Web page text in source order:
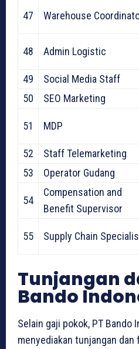
47 Warehouse
48 Admin Logistic
49
Social Media Staff
50
SEO Marketing
51 MDP
52
Staff Telemarketing
53
Operator Gudang
54
Compensation and
Benefit Supervisor
55 Supply Chain
Tunjangan
Bando
Selain gaji pokok, PT Bando
menyediakan tunjangan